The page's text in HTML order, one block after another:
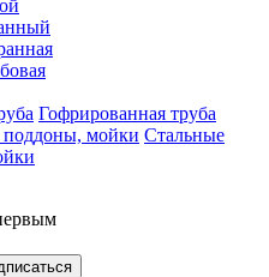
Гофрированная труба
Стальные